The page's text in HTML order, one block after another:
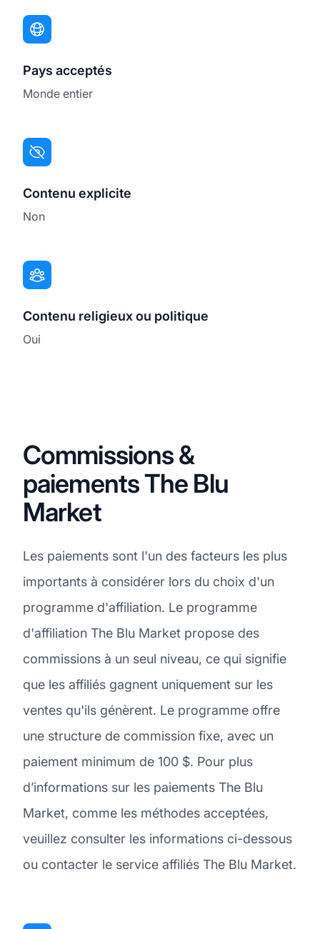
Pays acceptés
Monde entier
Contenu explicite
Non
Contenu religieux ou politique
Oui
Commissions &
paiements The Blu
Market
Les paiements sont l'un des facteurs les plus
importants à considérer lors du choix d'un
programme d'affiliation. Le programme
d'affiliation The Blu Market propose des
commissions à un seul niveau, ce qui signifie
que les affiliés gagnent uniquement sur les
ventes qu'ils génèrent. Le programme offre
une structure de commission fixe, avec un
paiement minimum de 100 $. Pour plus
d’informations sur les paiements The Blu
Market, comme les méthodes acceptées,
veuillez consulter les informations ci-dessous
ou contacter le service affiliés The Blu Market.